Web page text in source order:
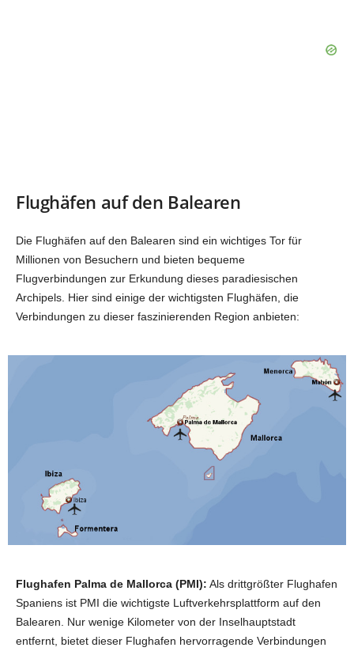
Flughäfen auf den Balearen
Die Flughäfen auf den Balearen sind ein wichtiges Tor für
Millionen von Besuchern und bieten bequeme
Flugverbindungen zur Erkundung dieses paradiesischen
Archipels. Hier sind einige der wichtigsten Flughäfen, die
Verbindungen zu dieser faszinierenden Region anbieten:
Flughafen Palma de Mallorca (PMI): Als drittgrößter Flughafen
Spaniens ist PMI die wichtigste Luftverkehrsplattform auf den
Balearen. Nur wenige Kilometer von der Inselhauptstadt
entfernt, bietet dieser Flughafen hervorragende Verbindungen